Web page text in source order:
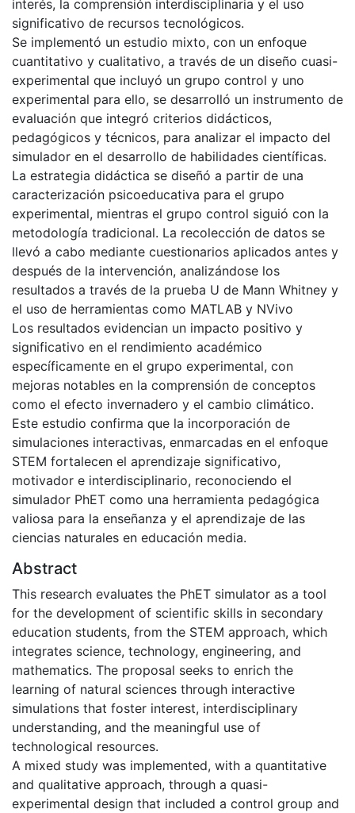
interés, la comprensión interdisciplinaria y el uso
significativo de recursos tecnológicos.
Se implementó un estudio mixto, con un enfoque
cuantitativo y cualitativo, a través de un diseño cuasi-
experimental que incluyó un grupo control y uno
experimental para ello, se desarrolló un instrumento de
evaluación que integró criterios didácticos,
pedagógicos y técnicos, para analizar el impacto del
simulador en el desarrollo de habilidades científicas.
La estrategia didáctica se diseñó a partir de una
caracterización psicoeducativa para el grupo
experimental, mientras el grupo control siguió con la
metodología tradicional. La recolección de datos se
llevó a cabo mediante cuestionarios aplicados antes y
después de la intervención, analizándose los
resultados a través de la prueba U de Mann Whitney y
el uso de herramientas como MATLAB y NVivo
Los resultados evidencian un impacto positivo y
significativo en el rendimiento académico
específicamente en el grupo experimental, con
mejoras notables en la comprensión de conceptos
como el efecto invernadero y el cambio climático.
Este estudio confirma que la incorporación de
simulaciones interactivas, enmarcadas en el enfoque
STEM fortalecen el aprendizaje significativo,
motivador e interdisciplinario, reconociendo el
simulador PhET como una herramienta pedagógica
valiosa para la enseñanza y el aprendizaje de las
ciencias naturales en educación media.
Abstract
This research evaluates the PhET simulator as a tool
for the development of scientific skills in secondary
education students, from the STEM approach, which
integrates science, technology, engineering, and
mathematics. The proposal seeks to enrich the
learning of natural sciences through interactive
simulations that foster interest, interdisciplinary
understanding, and the meaningful use of
technological resources.
A mixed study was implemented, with a quantitative
and qualitative approach, through a quasi-
experimental design that included a control group and